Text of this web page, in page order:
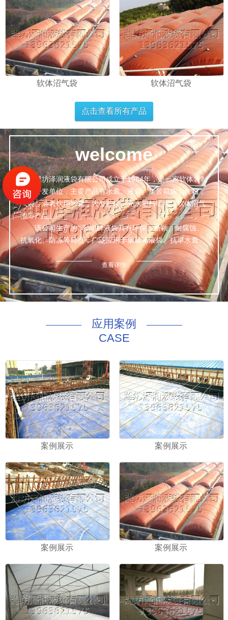
软体沼气袋 软体沼气袋
点击查看所有产品
welcome
潍坊泽润液袋有限公司成立于1984年，是一家软体袋制
造，开发单位，主要产品有水囊、液袋、集装箱袋，鱼箱，
气袋、油囊饮用水囊，大型贮罐，充水塑料堤坝，软体沼气
池等产品。
该公司生产的“泽润”牌液袋具有环保、新颖、耐腐蚀、
抗氧化、防冻等特点，广泛应用于集装箱液袋、抗旱水囊、
鱼箱、桥墩预压等数种液体的包装与运输，经众检验，产品
达标。
公司本着诚信为本、质量优良、服务完善的理念，为世
界五大洲四大洋的新老客户上门量身定做一切适合于该公司
非危液体的优质合格产品。
查看详情
应用案例
CASE
案例展示 案例展示
案例展示 案例展示